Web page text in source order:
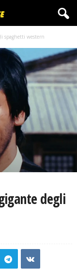
spaghetti western
degli